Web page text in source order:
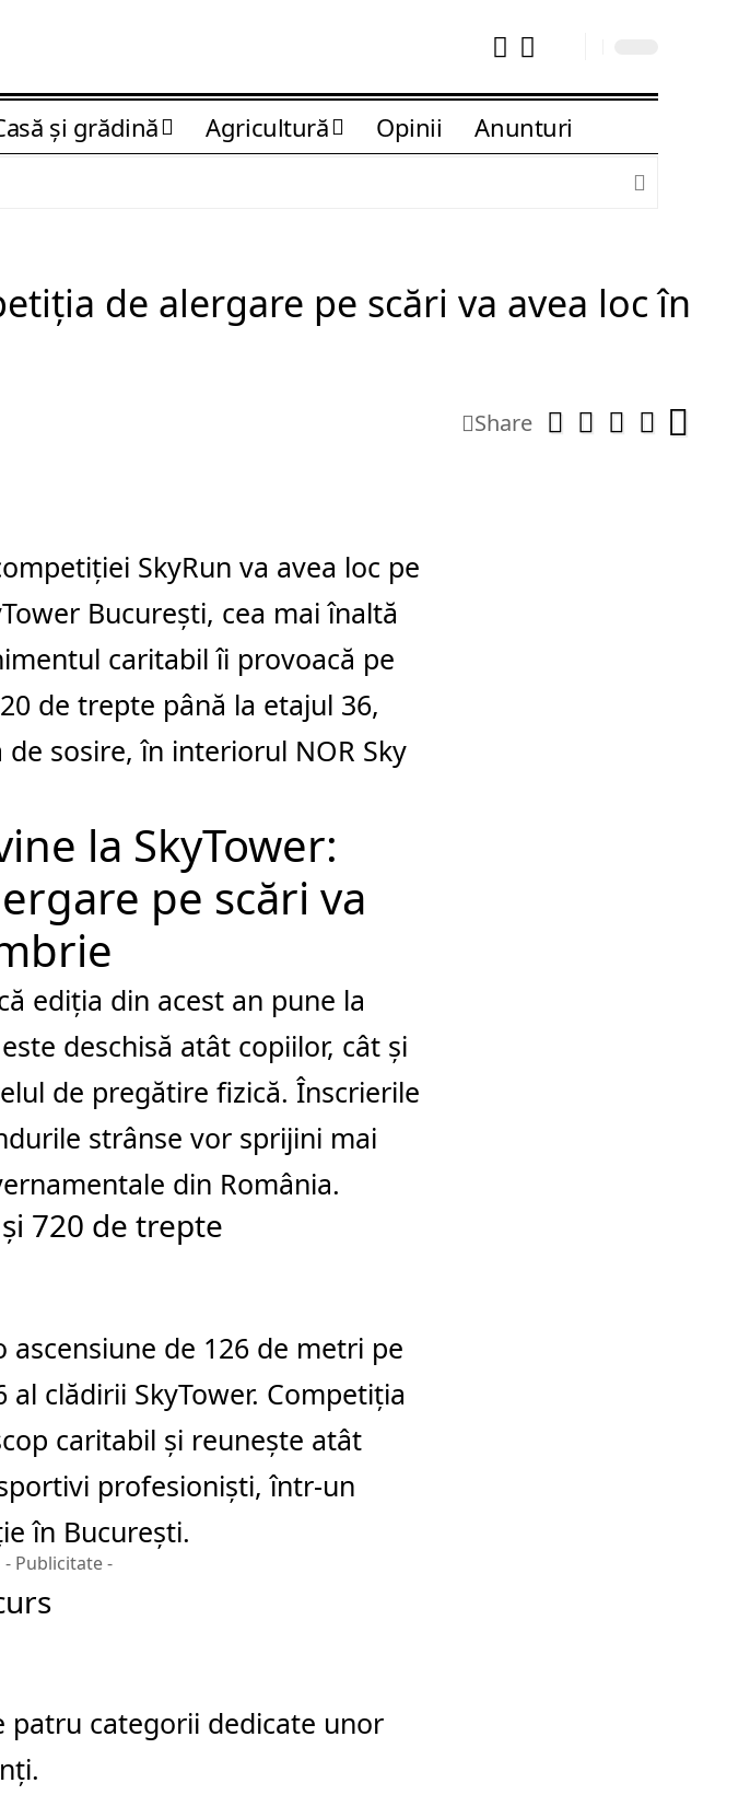
şi grădină Agricultură Opinii Anunturi
de alergare pe scări va avea loc în
Share
SkyRun va avea loc pe
București, cea mai înaltă
caritabil îi provoacă pe
de trepte până la etajul 36,
sosire, în interiorul NOR Sky
la SkyTower:
pe scări va
ediția din acest an pune la
deschisă atât copiilor, cât și
de pregătire fizică. Înscrierile
strânse vor sprijini mai
din România.
720 de trepte
ascensiune de 126 de metri pe
clădirii SkyTower. Competiția
caritabil și reunește atât
profesioniști, într-un
în București.
- Publicitate -
patru categorii dedicate unor